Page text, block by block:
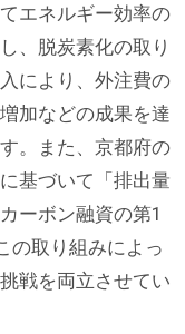
エネルギー効率の
、脱炭素化の取り
により、外注費の
加などの成果を達
。また、京都府の
基づいて「排出量
ーボン融資の第1
の取り組みによっ
戦を両立させてい